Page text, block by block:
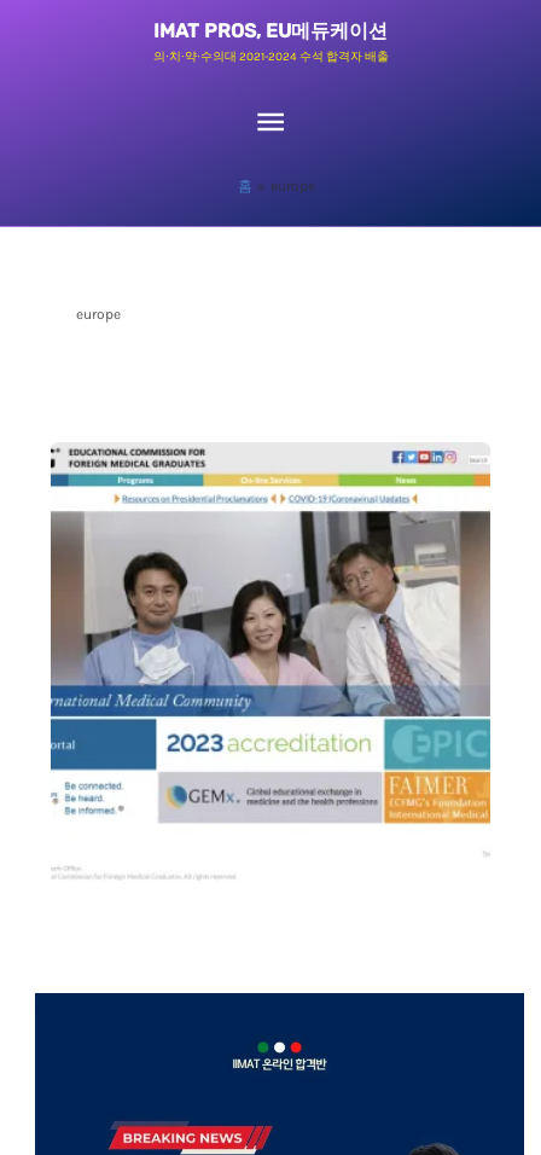
IMAT PROS, EU메듀케이션
의∙치∙약∙수의대 2021-2024 수석 합격자 배출
메
뉴
홈 europe
europe